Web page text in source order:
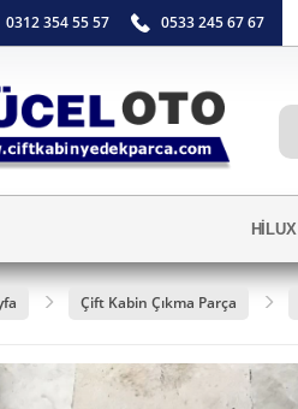
0312 354 55 57 0533 245 67 67
HİLUX
Çift Kabin Çıkma Parça